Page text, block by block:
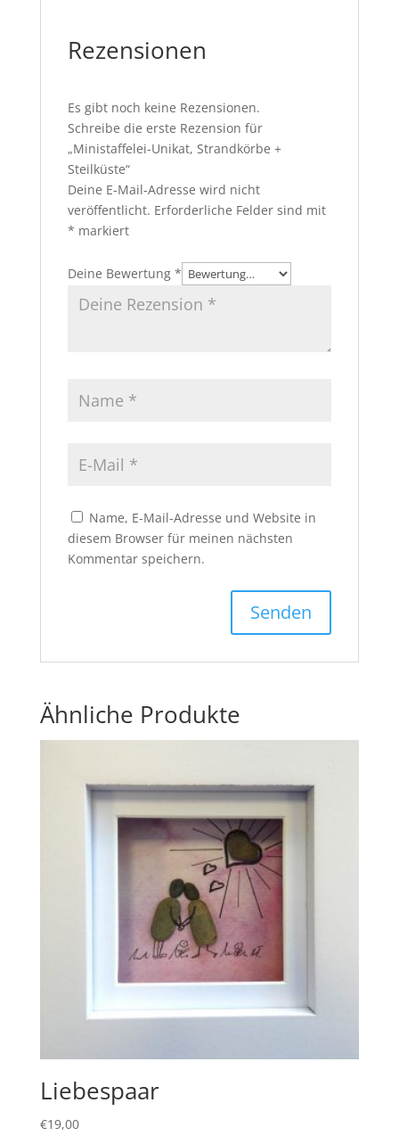
Rezensionen
Es gibt noch keine Rezensionen.
Schreibe die erste Rezension für
„Ministaffelei-Unikat, Strandkörbe +
Steilküste“
Deine E-Mail-Adresse wird nicht
veröffentlicht. Erforderliche Felder sind mit
* markiert
Deine Bewertung *
Name, E-Mail-Adresse und Website in
diesem Browser für meinen nächsten
Kommentar speichern.
Ähnliche Produkte
Liebespaar
€19,00